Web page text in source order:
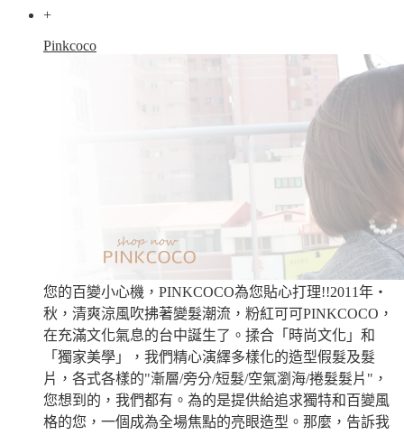
+
Pinkcoco
您的百變小心機，PINKCOCO為您貼心打理!!2011年‧
秋，清爽涼風吹拂著變髮潮流，粉紅可可PINKCOCO，
在充滿文化氣息的台中誕生了。揉合「時尚文化」和
「獨家美學」，我們精心演繹多樣化的造型假髮及髮
片，各式各樣的"漸層/旁分/短髮/空氣瀏海/捲髮髮片"，
您想到的，我們都有。為的是提供給追求獨特和百變風
格的您，一個成為全場焦點的亮眼造型。那麼，告訴我